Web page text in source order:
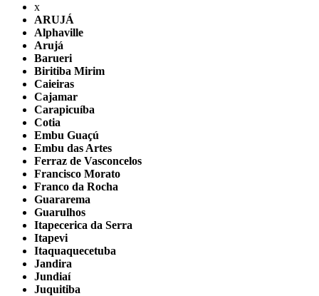
x
ARUJÁ
Alphaville
Arujá
Barueri
Biritiba Mirim
Caieiras
Cajamar
Carapicuíba
Cotia
Embu Guaçú
Embu das Artes
Ferraz de Vasconcelos
Francisco Morato
Franco da Rocha
Guararema
Guarulhos
Itapecerica da Serra
Itapevi
Itaquaquecetuba
Jandira
Jundiaí
Juquitiba